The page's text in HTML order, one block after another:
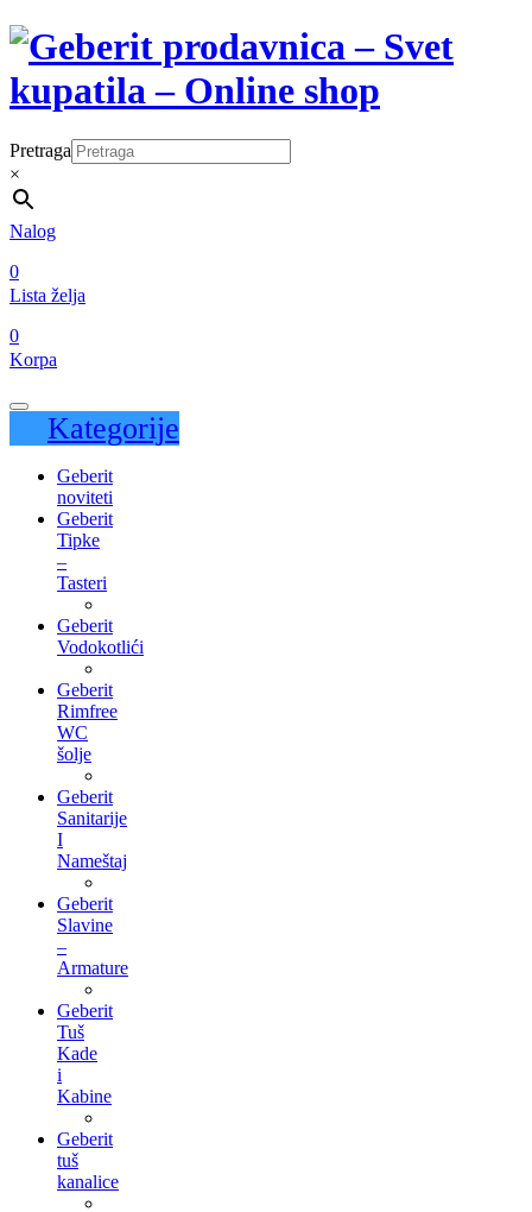
Pretraga
×
Nalog
0
Lista želja
0
Korpa
Kategorije
Geberit
noviteti
Geberit
Tipke
–
Tasteri
Geberit
Vodokotlići
Geberit
Rimfree
WC
šolje
Geberit
Sanitarije
I
Nameštaj
Geberit
Slavine
–
Armature
Geberit
Tuš
Kade
i
Kabine
Geberit
tuš
kanalice